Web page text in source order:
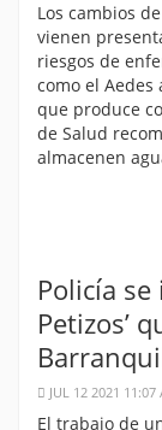
Los cambios
vienen
riesgos de
como el
que produce
de Salud
almacenen
Policía
Petizos’
JUL 12 2021 11:07
El trabajo de